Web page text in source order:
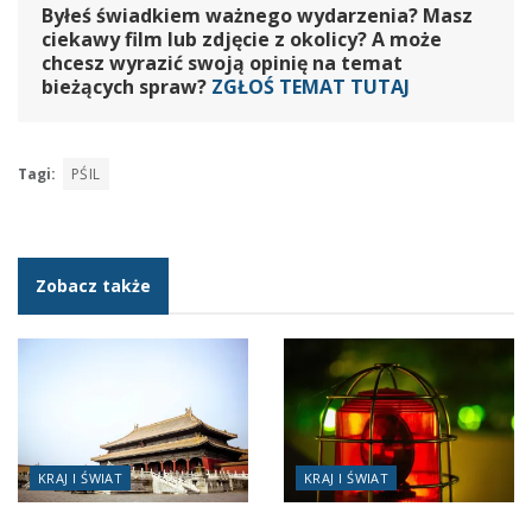
Byłeś świadkiem ważnego wydarzenia? Masz
ciekawy film lub zdjęcie z okolicy? A może
chcesz wyrazić swoją opinię na temat
bieżących spraw? ZGŁOŚ TEMAT TUTAJ
Tagi: PŚIL
Zobacz także
KRAJ I ŚWIAT KRAJ I ŚWIAT